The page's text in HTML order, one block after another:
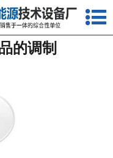
网站首页
关于我们
的调制